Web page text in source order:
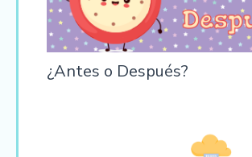
¿Antes o Después?